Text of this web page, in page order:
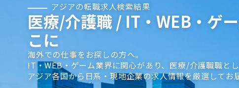
アジアの転職求人検索結果
医療/介護職 / IT・WEB・ゲ
こに
海外での仕事をお探しの方へ。
IT・WEB・ゲーム業界に関心があり、医療/介護職職と
アジア各国から日系・現地企業の求人情報を厳選してお